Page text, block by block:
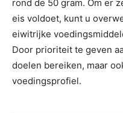
rond de 50 gram. Om er
eis voldoet, kunt u
eiwitrijke
Door prioriteit te geven
doelen bereiken, maar
voedingsprofiel.